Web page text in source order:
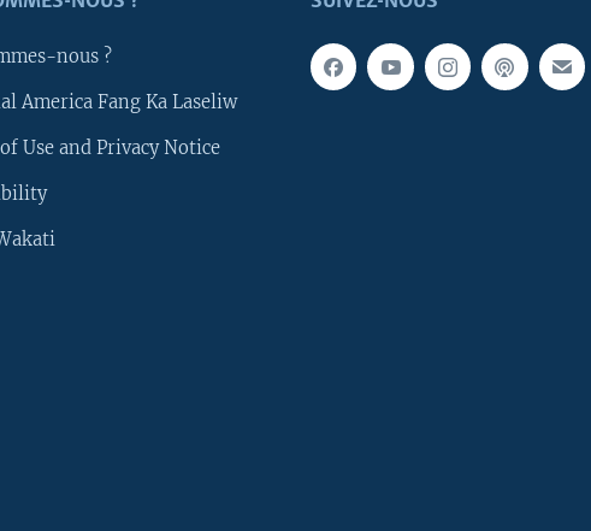
nous ?
America Fang Ka Laseliw
Use and Privacy Notice